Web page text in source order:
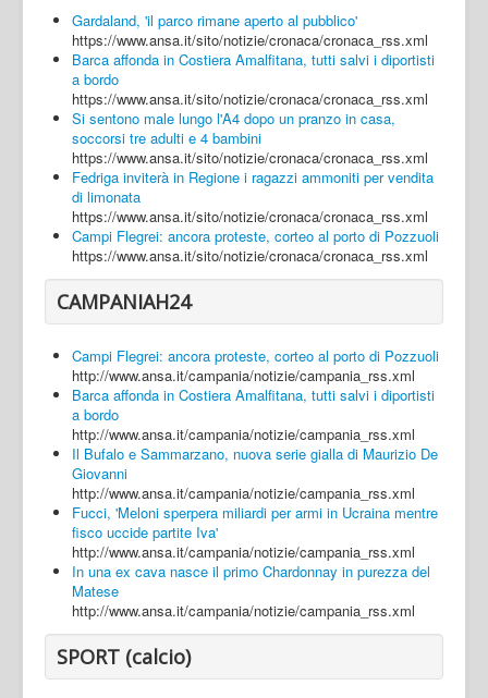
Napoli
Salerno
Login
Gardaland, 'il parco rimane aperto al pubblico'
https://www.ansa.it/sito/notizie/cronaca/cronaca_rss.xml
Barca affonda in Costiera Amalfitana, tutti salvi i diportisti
a bordo
https://www.ansa.it/sito/notizie/cronaca/cronaca_rss.xml
Si sentono male lungo l'A4 dopo un pranzo in casa,
soccorsi tre adulti e 4 bambini
https://www.ansa.it/sito/notizie/cronaca/cronaca_rss.xml
Fedriga inviterà in Regione i ragazzi ammoniti per vendita
di limonata
https://www.ansa.it/sito/notizie/cronaca/cronaca_rss.xml
Campi Flegrei: ancora proteste, corteo al porto di Pozzuoli
https://www.ansa.it/sito/notizie/cronaca/cronaca_rss.xml
CAMPANIAH24
Campi Flegrei: ancora proteste, corteo al porto di Pozzuoli
http://www.ansa.it/campania/notizie/campania_rss.xml
Barca affonda in Costiera Amalfitana, tutti salvi i diportisti
a bordo
http://www.ansa.it/campania/notizie/campania_rss.xml
Il Bufalo e Sammarzano, nuova serie gialla di Maurizio De
Giovanni
http://www.ansa.it/campania/notizie/campania_rss.xml
Fucci, 'Meloni sperpera miliardi per armi in Ucraina mentre
fisco uccide partite Iva'
http://www.ansa.it/campania/notizie/campania_rss.xml
In una ex cava nasce il primo Chardonnay in purezza del
Matese
http://www.ansa.it/campania/notizie/campania_rss.xml
SPORT (calcio)